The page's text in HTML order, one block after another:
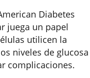
Diabetes
juega un papel
utilicen la
niveles de glucosa
complicaciones.